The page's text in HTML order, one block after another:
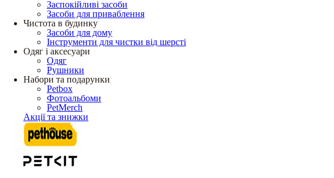
Заспокійливі засоби
Засоби для приваблення
Чистота в будинку
Засоби для дому
Інструменти для чистки від шерсті
Одяг і аксесуари
Одяг
Рушники
Набори та подарунки
Petbox
Фотоальбоми
PetMerch
Акції та знижки